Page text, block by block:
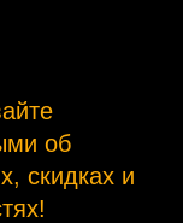
об
скидках и